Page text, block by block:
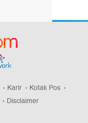
Karir
Kotak Pos
Disclaimer